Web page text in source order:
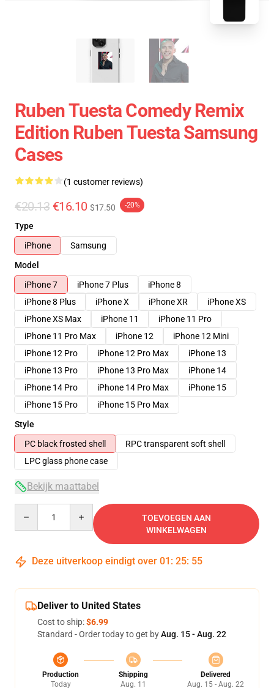
Ruben Tuesta Comedy Remix
Edition Ruben Tuesta Samsung
Cases
(1 customer reviews)
€20.13 €16.10 $17.50 -20%
Type
iPhone
Samsung
Model
iPhone 7
iPhone 7 Plus
iPhone 8
iPhone 8 Plus
iPhone X iPhone XR
iPhone XS
iPhone XS Max
iPhone 11
iPhone 11 Pro
iPhone 11 Pro Max
iPhone 12
iPhone 12 Mini
iPhone 12 Pro
iPhone 12 Pro Max
iPhone 13
iPhone 13 Pro
iPhone 13 Pro Max
iPhone 14
iPhone 14 Pro
iPhone 14 Pro Max
iPhone 15
iPhone 15 Pro
iPhone 15 Pro Max
Style
PC black frosted shell
RPC transparent soft shell
LPC glass phone case
Bekijk maattabel
TOEVOEGEN AAN
WINKELWAGEN
Deze uitverkoop eindigt over 01 : 25: 54
Deliver to United States
Cost to ship:$6.99
Standard - Order today to get byAug. 15 - Aug. 22
Production
Today
Shipping
Aug. 11
Delivered
Aug. 15 - Aug. 22